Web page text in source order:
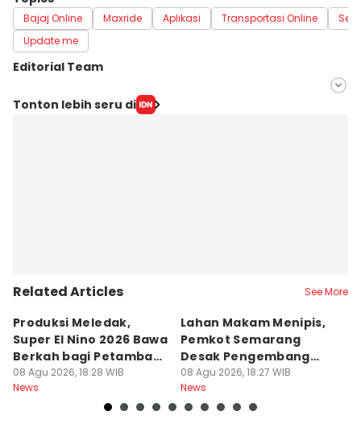
Bajaj Online Maxride Aplikasi Transportasi Online
Update me
Editorial Team
Editor
Tonton lebih seru di
Related Articles See More
Produksi Meledak,
Super El Nino 2026 Bawa
Berkah bagi Petambak
Garam
08 Agu 2026, 18:28 WIB
News
Lahan Makam Menipis,
Pemkot Semarang
Desak Pengembang
Serahkan PSU
08 Agu 2026, 18:27 WIB
News